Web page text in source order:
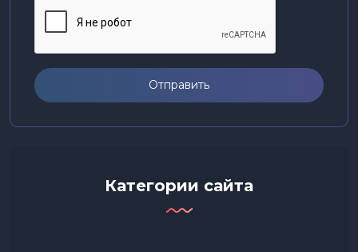
Отправить
Категории сайта